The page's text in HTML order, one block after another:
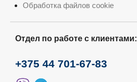
Обработка файлов cookie
Отдел по работе с клиентами:
+375 44 701-67-83